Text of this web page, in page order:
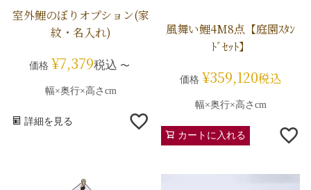
室外鯉のぼりオプション(家
紋・名入れ)
価格 ¥7,379税込 〜
幅×奥行×高さcm
詳細を見る
風舞い鯉4M8点【庭園ｽﾀﾝ
ﾄﾞｾｯﾄ】
価格 ¥359,120税込
幅×奥行×高さcm
カートに入れる